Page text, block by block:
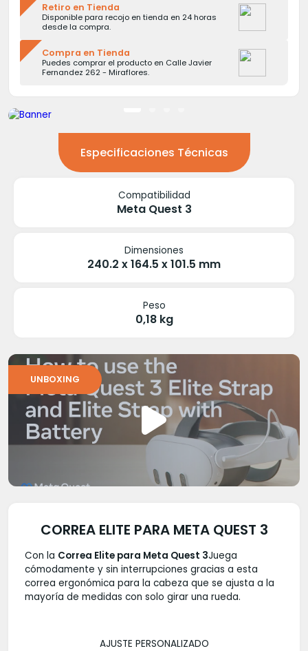
Retiro en Tienda
Disponible para recojo en tienda en 24 horas
desde la compra.
Compra en Tienda
Puedes comprar el producto en Calle Javier
Fernandez 262 - Miraflores.
Especificaciones Técnicas
Compatibilidad
Meta Quest 3
Dimensiones
240.2 x 164.5 x 101.5 mm
Peso
0,18 kg
UNBOXING
CORREA ELITE PARA META QUEST 3
Con la Correa Elite para Meta Quest 3Juega
cómodamente y sin interrupciones gracias a esta
correa ergonómica para la cabeza que se ajusta a la
mayoría de medidas con solo girar una rueda.
AJUSTE PERSONALIZADO